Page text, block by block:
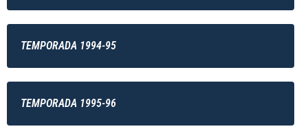
TEMPORADA 1994-95
TEMPORADA 1995-96